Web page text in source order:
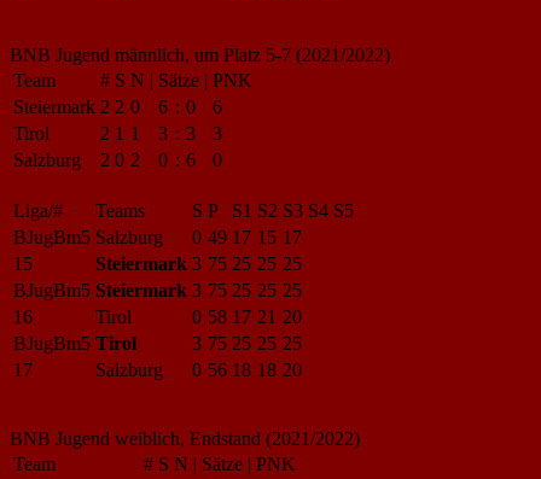
BNB Jugend männlich, um Platz 5-7 (2021/2022)
Team
# S N | Sätze | PNK
Steiermark 2 2 0 6 : 0
6
Tirol
2 1 1 3 : 3
3
Salzburg
2 0 2 0 : 6 0
Liga/# Teams S P S1 S2 S3 S4 S5
BJugBm5 Salzburg 0 49 17 15 17
15
Steiermark 3 75 25 25 25
BJugBm5 Steiermark 3 75 25 25 25
16
Tirol 0 58 17 21 20
BJugBm5 Tirol 3 75 25 25 25
17
Salzburg 0 56 18 18 20
BNB Jugend weiblich, Endstand (2021/2022)
Team
# S N | Sätze | PNK